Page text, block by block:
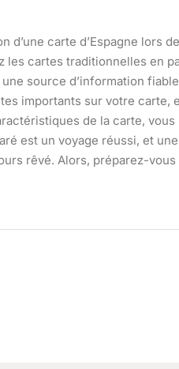
d’une carte d’Espagne lors
les cartes traditionnelles en
source d’information
importants sur votre carte,
de la carte,
est un voyage réussi, et
rêvé. Alors, préparez-